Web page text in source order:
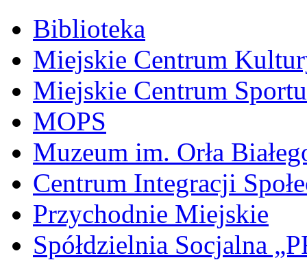
Biblioteka
Miejskie Centrum
Miejskie Centrum
MOPS
Muzeum im. Orła
Centrum Integracji
Przychodnie Miejskie
Spółdzielnia Socjalna